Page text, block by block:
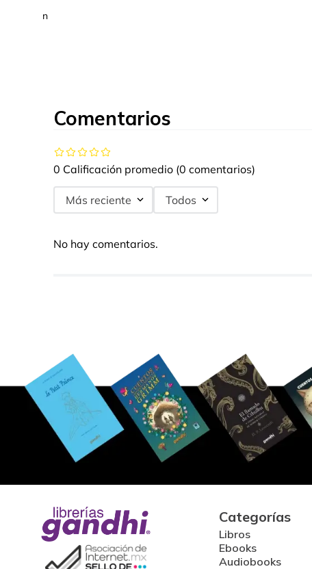
n
Comentarios
0 Calificación promedio (0 comentarios)
Más reciente Todos
No hay comentarios.
Categorías
Libros
Ebooks
Audiobooks